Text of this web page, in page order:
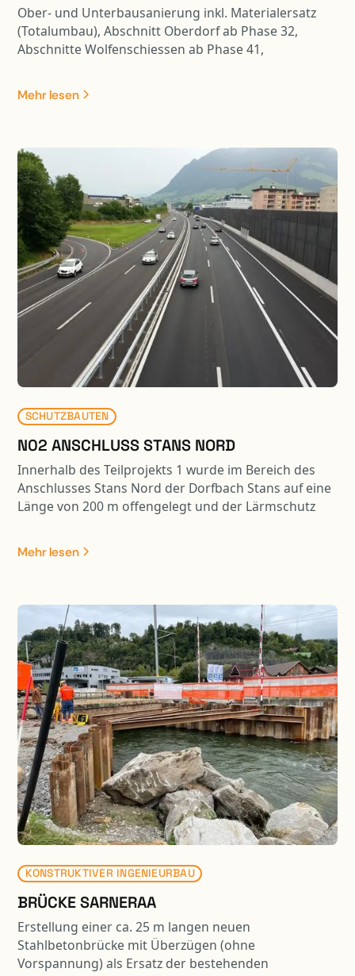
Ober- und Unterbausanierung inkl. Materialersatz
(Totalumbau), Abschnitt Oberdorf ab Phase 32,
Abschnitte Wolfenschiessen ab Phase 41,
Oberbausanierung inkl. Materialersatz - Sperrschicht
mit AC Rail 16 - Neue Gleisentwässerungen Typ 3b,
Neue Fahrleitungsfundamente - Instandsetzung und
Umbau Bahnübergänge (Strail-Platten,
Kabelschächte, Kabelrohranlage) - Ersatz Zäune und
Fahrzeugrückhaltesysteme - Abschnittslängen:
Oberdorf 640m, Wolfenschiessen 100m, Dörfli
1‘700m.
Mehr lesen
SCHUTZBAUTEN
N02 ANSCHLUSS STANS NORD
Innerhalb des Teilprojekts 1 wurde im Bereich des
Anschlusses Stans Nord der Dorfbach Stans auf eine
Länge von 200 m offengelegt und der Lärmschutz
hat eine Höhe von 4 m bis 7.50 m mit drei
integrierten Hochwasserentlastungen.
Mehr lesen
KONSTRUKTIVER INGENIEURBAU
BRÜCKE SARNERAA
Erstellung einer ca. 25 m langen neuen
Stahlbetonbrücke mit Überzügen (ohne
Vorspannung) als Ersatz der bestehenden